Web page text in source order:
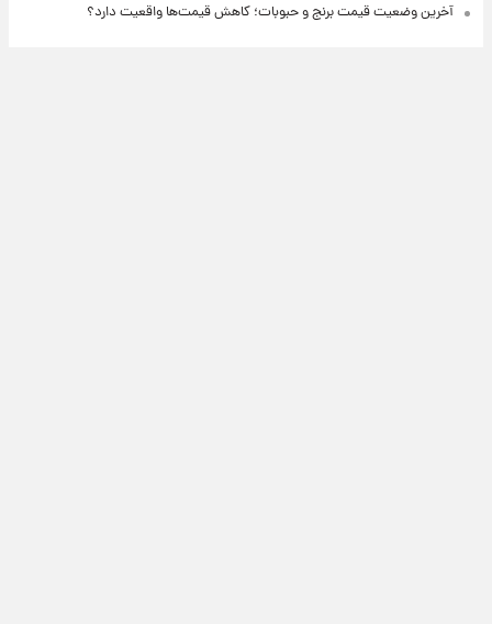
آخرین وضعیت قیمت برنج و حبوبات؛ کاهش قیمت‌ها واقعیت دارد؟